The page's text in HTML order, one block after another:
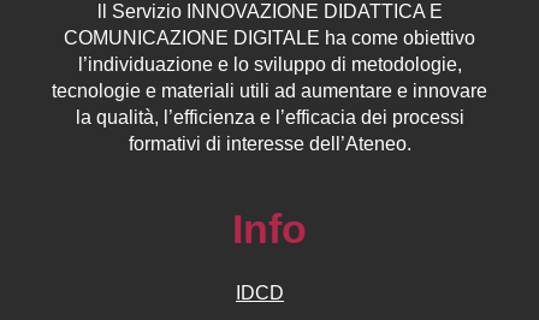
Servizio INNOVAZIONE DIDATTICA E
COMUNICAZIONE DIGITALE ha come obiettivo
l’individuazione e lo sviluppo di metodologie,
tecnologie e materiali utili ad aumentare e innovare
la qualità, l’efficienza e l’efficacia dei processi
formativi di interesse dell’Ateneo.
Info
IDCD